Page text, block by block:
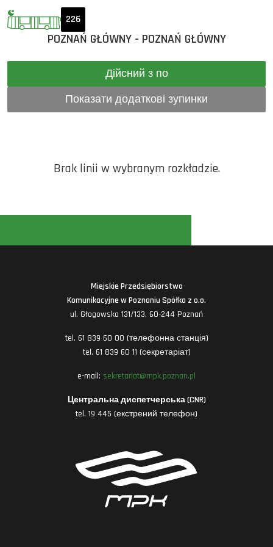
226
POZNAŃ GŁÓWNY - POZNAŃ GŁÓWNY
Дійсний з по
Показати додаткові зупинки
Brak linii w wybranym rozkładzie.
Miejskie Przedsiębiorstwo
Komunikacyjne w Poznaniu Spółka z o.o.
ul. Głogowska 131/133, 60-244 Poznań
tel. 61 839 60 00 (телефонна станція)
tel. 61 839 60 11 (секретаріат)
e-mail: sekretariat@mpk.poznan.pl
Центральна диспетчерська (CNR)
tel. 19 445 (екстрений телефон)